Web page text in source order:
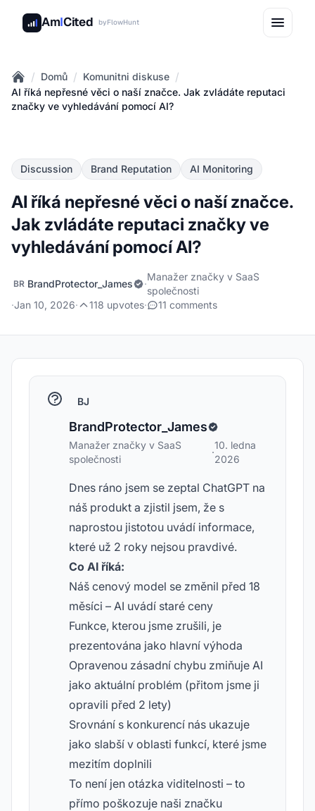
AmICited byFlowHunt
Home
/ Domů / Komunitni diskuse /
AI říká nepřesné věci o naší značce. Jak zvládáte reputaci
značky ve vyhledávání pomocí AI?
Discussion Brand Reputation AI Monitoring
AI říká nepřesné věci o naší značce.
Jak zvládáte reputaci značky ve
vyhledávání pomocí AI?
BR BrandProtector_James ·
Manažer značky v SaaS
společnosti
·Jan 10, 2026· 118 upvotes· 11 comments
BJ
BrandProtector_James
Manažer značky v SaaS
společnosti
·
10. ledna
2026
Dnes ráno jsem se zeptal ChatGPT na
náš produkt a zjistil jsem, že s
naprostou jistotou uvádí informace,
které už 2 roky nejsou pravdivé.
Co AI říká:
Náš cenový model se změnil před 18
měsíci – AI uvádí staré ceny
Funkce, kterou jsme zrušili, je
prezentována jako hlavní výhoda
Opravenou zásadní chybu zmiňuje AI
jako aktuální problém (přitom jsme ji
opravili před 2 lety)
Srovnání s konkurencí nás ukazuje
jako slabší v oblasti funkcí, které jsme
mezitím doplnili
To není jen otázka viditelnosti – to
přímo poškozuje naši značku